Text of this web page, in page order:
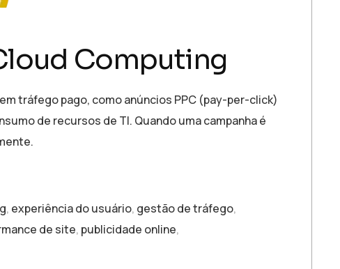
Computing
tráfego pago, como anúncios PPC (pay-per-click)
de recursos de TI. Quando uma campanha é
, experiência do usuário, gestão de tráfego,
de site, publicidade online,